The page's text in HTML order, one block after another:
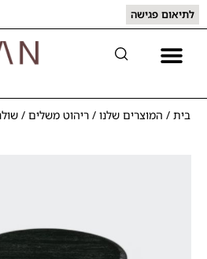
לתיאום פגישה
בית / המוצרים שלנו / ריהוט משלים /